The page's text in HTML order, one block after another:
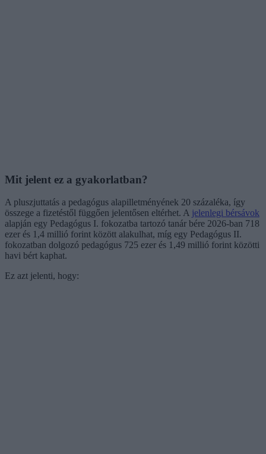
Mit jelent ez a gyakorlatban?
A pluszjuttatás a pedagógus alapilletményének 20 százaléka, így
összege a fizetéstől függően jelentősen eltérhet. A jelenlegi bérsávok
alapján egy Pedagógus I. fokozatba tartozó tanár bére 2026-ban 718
ezer és 1,4 millió forint között alakulhat, míg egy Pedagógus II.
fokozatban dolgozó pedagógus 725 ezer és 1,49 millió forint közötti
havi bért kaphat.
Ez azt jelenti, hogy: